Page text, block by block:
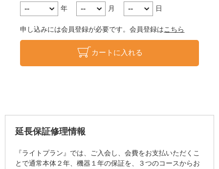
年
月 日
申し込みには会員登録が必要です。会員登録はこちら
カートに入れる
延長保証修理情報
『ライトプラン』では、ご入会し、会費をお支払いただくこ
とで通常本体２年、機器１年の保証を、３つのコースからお